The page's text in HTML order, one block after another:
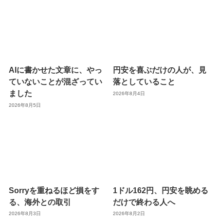
AIに書かせた文章に、やっ
ていないことが混ざってい
ました
2026年8月5日
円安を喜ぶだけの人が、見
落としていること
2026年8月4日
Sorryを重ねるほど損をす
る、海外との取引
2026年8月3日
1ドル162円、円安を眺める
だけで終わる人へ
2026年8月2日